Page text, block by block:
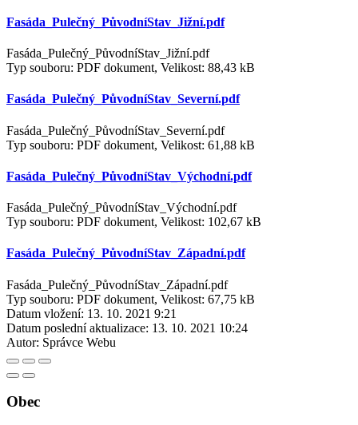
Fasáda_Pulečný_PůvodníStav_Jižní.pdf
Fasáda_Pulečný_PůvodníStav_Jižní.pdf
Typ souboru: PDF dokument, Velikost: 88,43 kB
Fasáda_Pulečný_PůvodníStav_Severní.pdf
Fasáda_Pulečný_PůvodníStav_Severní.pdf
Typ souboru: PDF dokument, Velikost: 61,88 kB
Fasáda_Pulečný_PůvodníStav_Východní.pdf
Fasáda_Pulečný_PůvodníStav_Východní.pdf
Typ souboru: PDF dokument, Velikost: 102,67 kB
Fasáda_Pulečný_PůvodníStav_Západní.pdf
Fasáda_Pulečný_PůvodníStav_Západní.pdf
Typ souboru: PDF dokument, Velikost: 67,75 kB
Datum vložení: 13. 10. 2021 9:21
Datum poslední aktualizace: 13. 10. 2021 10:24
Autor: Správce Webu
Obec